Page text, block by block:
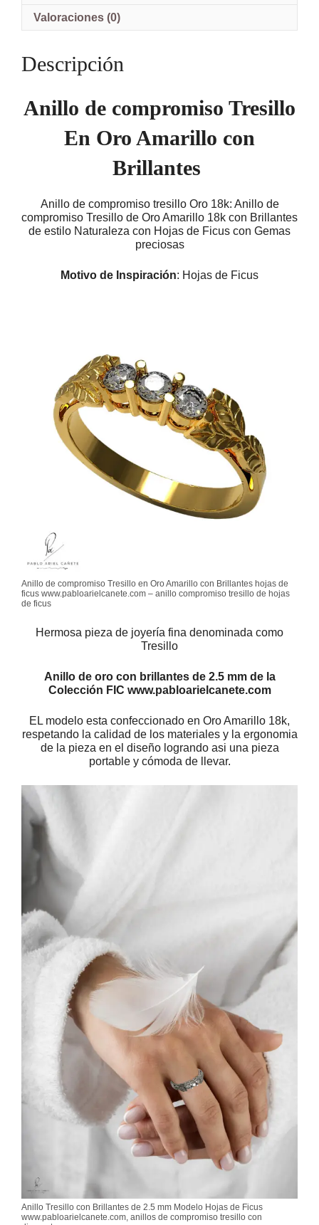
mm
Valoraciones (0)
Descripción
Anillo de compromiso Tresillo
En Oro Amarillo con
Brillantes
Anillo de compromiso tresillo Oro 18k: Anillo de
compromiso Tresillo de Oro Amarillo 18k con Brillantes
de estilo Naturaleza con Hojas de Ficus con Gemas
preciosas
Motivo de Inspiración: Hojas de Ficus
Anillo de compromiso Tresillo en Oro Amarillo con Brillantes hojas de
ficus www.pabloarielcanete.com – anillo compromiso tresillo de hojas
de ficus
Hermosa pieza de joyería fina denominada como
Tresillo
Anillo de oro con brillantes de 2.5 mm de la
Colección FIC www.pabloarielcanete.com
EL modelo esta confeccionado en Oro Amarillo 18k,
respetando la calidad de los materiales y la ergonomia
de la pieza en el diseño logrando asi una pieza
portable y cómoda de llevar.
Anillo Tresillo con Brillantes de 2.5 mm Modelo Hojas de Ficus
www.pabloarielcanete.com, anillos de compromiso tresillo con